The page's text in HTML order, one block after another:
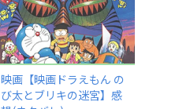
映画【映画ドラえもん の
び太とブリキの迷宮】感